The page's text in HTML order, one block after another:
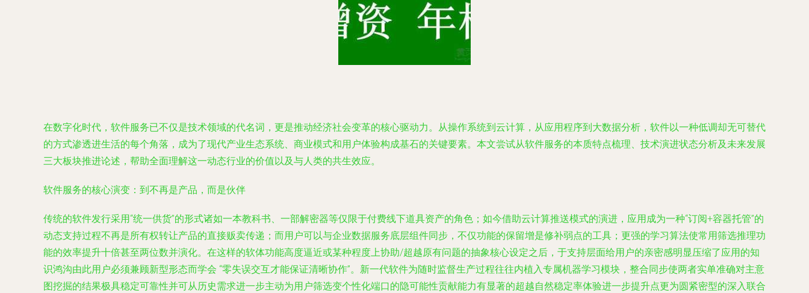
在数字化时代，软件服务已不仅是技术领域的代名词，更是推动经济社会变革的核心驱动力。从操作系统到云计算，从应用程序到大数据分析，软件以一种低调却无可替代
的方式渗透进生活的每个角落，成为了现代产业生态系统、商业模式和用户体验构成基石的关键要素。本文尝试从软件服务的本质特点梳理、技术演进状态分析及未来发展
三大板块推进论述，帮助全面理解这一动态行业的价值以及与人类的共生效应。
软件服务的核心演变：到不再是产品，而是伙伴
传统的软件发行采用“统一供货”的形式诸如一本教科书、一部解密器等仅限于付费线下道具资产的角色；如今借助云计算推送模式的演进，应用成为一种“订阅+容器托管”的
动态支持过程不再是所有权转让产品的直接贩卖传递；而用户可以与企业数据服务底层组件同步，不仅功能的保留增是修补弱点的工具；更强的学习算法使常用筛选推理功
能的效率提升十倍甚至两位数并演化。在这样的软体功能高度逼近或某种程度上协助/超越原有问题的抽象核心设定之后，于支持层面给用户的亲密感明显压缩了应用的知
识鸿沟由此用户必须兼顾新型形态而学会 “零失误交互才能保证清晰协作”。新一代软件为随时监督生产过程往往内植入专属机器学习模块，整合同步使两者实单准确对主意
图挖掘的结果极具稳定可靠性并可从历史需求进一步主动为用户筛选变个性化端口的隐可能性贡献能力有显著的超越自然稳定率体验进一步提升点更为圆紧密型的深入联合